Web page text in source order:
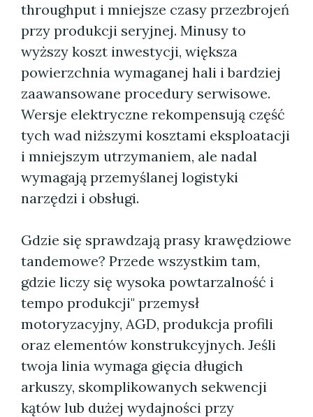
throughput i mniejsze czasy przezbrojeń
przy produkcji seryjnej. Minusy to
wyższy koszt inwestycji, większa
powierzchnia wymaganej hali i bardziej
zaawansowane procedury serwisowe.
Wersje elektryczne rekompensują część
tych wad niższymi kosztami eksploatacji
i mniejszym utrzymaniem, ale nadal
wymagają przemyślanej logistyki
narzędzi i obsługi.
Gdzie się sprawdzają prasy krawędziowe
tandemowe? Przede wszystkim tam,
gdzie liczy się wysoka powtarzalność i
tempo produkcji" przemysł
motoryzacyjny, AGD, produkcja profili
oraz elementów konstrukcyjnych. Jeśli
twoja linia wymaga gięcia długich
arkuszy, skomplikowanych sekwencji
kątów lub dużej wydajności przy